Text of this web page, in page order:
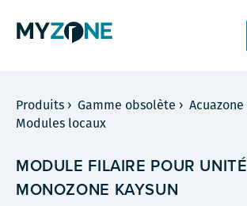
Produits › Gamme obsolète › Acuazone
Modules locaux
MODULE FILAIRE POUR UNITÉ
MONOZONE KAYSUN